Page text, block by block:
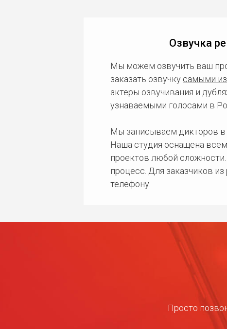
Озвучка
Мы можем озвучить ваш
заказать озвучку самыми
актеры озвучивания и
узнаваемыми голосами в
Мы записываем дикторов в
Наша студия оснащена
проектов любой
процесс. Для заказчиков
телефону.
Просто